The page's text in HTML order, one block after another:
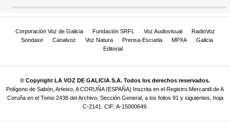
Corporación Voz de Galicia Fundación SRFL Voz Audiovisual
RadioVoz
Sondaxe
Canalvoz Voz Natura Prensa-Escuela MPXA
Galicia
Editorial
© Copyright LA VOZ DE GALICIA S.A. Todos los derechos reservados.
Polígono de Sabón, Arteixo, A CORUÑA (ESPAÑA) Inscrita en el Registro Mercantil de A
Coruña en el Tomo 2438 del Archivo, Sección General, a los folios 91 y siguientes, hoja
C-2141. CIF: A-15000649.